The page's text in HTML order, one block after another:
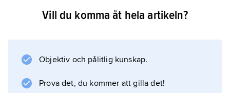
ibland hos katter, särskilt hos kastrerade
hankatter. Hos hundar kan man vid
mikroskopisk undersökning ofta påvisa
Vill du komma åt hela artikeln?
Objektiv och pålitlig kunskap.
Prova det, du kommer att gilla det!